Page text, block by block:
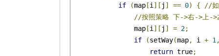
if
(map [i ][ j ] == 0) {
//如
//按照策略 下->右->上->
                map
[i ][ j ] = 2;
if
(setWay(map, i + 1
return true;